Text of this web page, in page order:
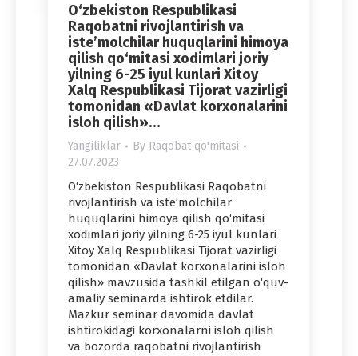
O‘zbekiston Respublikasi
Raqobatni rivojlantirish va
iste’molchilar huquqlarini himoya
qilish qo‘mitasi xodimlari joriy
yilning 6-25 iyul kunlari Xitoy
Xalq Respublikasi Tijorat vazirligi
tomonidan «Davlat korxonalarini
isloh qilish»…
Yangiliklar By Raqobat qo'mitasi
27.07.2023
O‘zbekiston Respublikasi Raqobatni
rivojlantirish va iste’molchilar
huquqlarini himoya qilish qo‘mitasi
xodimlari joriy yilning 6-25 iyul kunlari
Xitoy Xalq Respublikasi Tijorat vazirligi
tomonidan «Davlat korxonalarini isloh
qilish» mavzusida tashkil etilgan o‘quv-
amaliy seminarda ishtirok etdilar.
Mazkur seminar davomida davlat
ishtirokidagi korxonalarni isloh qilish
va bozorda raqobatni rivojlantirish